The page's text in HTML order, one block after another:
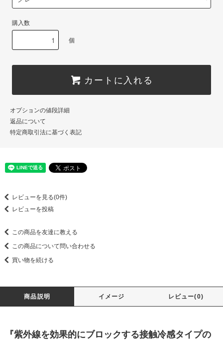
購入数
個
カートに入れる
オプションの値段詳細
返品について
特定商取引法に基づく表記
レビューを見る(0件)
レビューを投稿
この商品を友達に教える
この商品について問い合わせる
買い物を続ける
商品説明 イメージ レビュー(0)
『紫外線を効果的にブロックする接触冷感タイプの